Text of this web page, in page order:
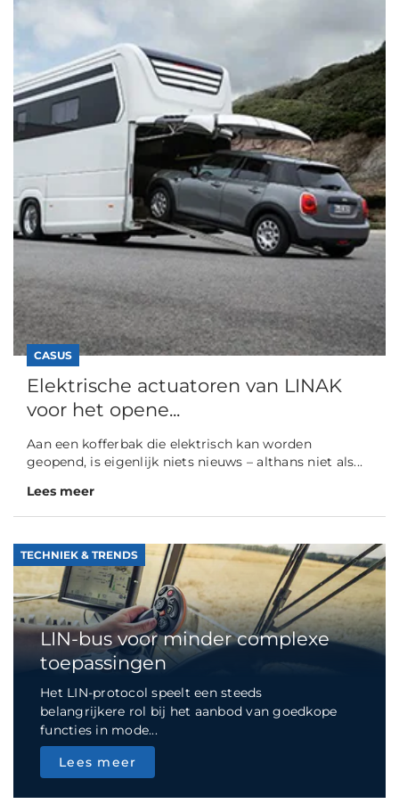
CASUS
Elektrische actuatoren van LINAK
voor het opene...
Aan een kofferbak die elektrisch kan worden
geopend, is eigenlijk niets nieuws – althans niet als...
Lees meer
TECHNIEK & TRENDS
LIN-bus voor minder complexe
toepassingen
Het LIN-protocol speelt een steeds
belangrijkere rol bij het aanbod van goedkope
functies in mode...
Lees meer